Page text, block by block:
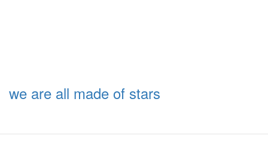
we are all made of stars